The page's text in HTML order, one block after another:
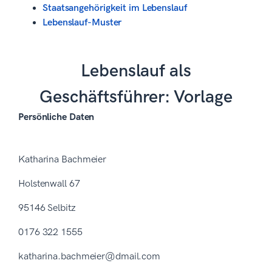
Staatsangehörigkeit im Lebenslauf
Lebenslauf-Muster
Lebenslauf als
Geschäftsführer: Vorlage
Persönliche Daten
Katharina Bachmeier
Holstenwall 67
95146 Selbitz
0176 322 1555
katharina.bachmeier@dmail.com